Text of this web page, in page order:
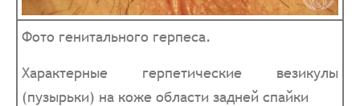
Фото генитального герпеса.
Характерные герпетические везикулы
(пузырьки) на коже области задней спайки